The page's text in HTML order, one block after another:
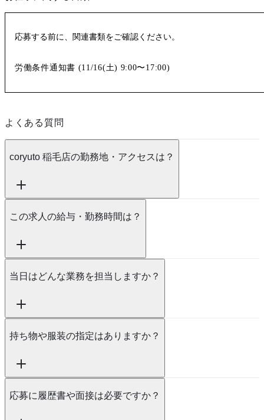
応募する前に、関連書類をご確認ください。
労働条件通知書 (11/16(土) 9:00〜17:00)
よくある質問
coryuto 稲毛店の勤務地・アクセスは？
この求人の給与・勤務時間は？
当日はどんな業務を担当しますか？
持ち物や服装の指定はありますか？
応募に履歴書や面接は必要ですか？